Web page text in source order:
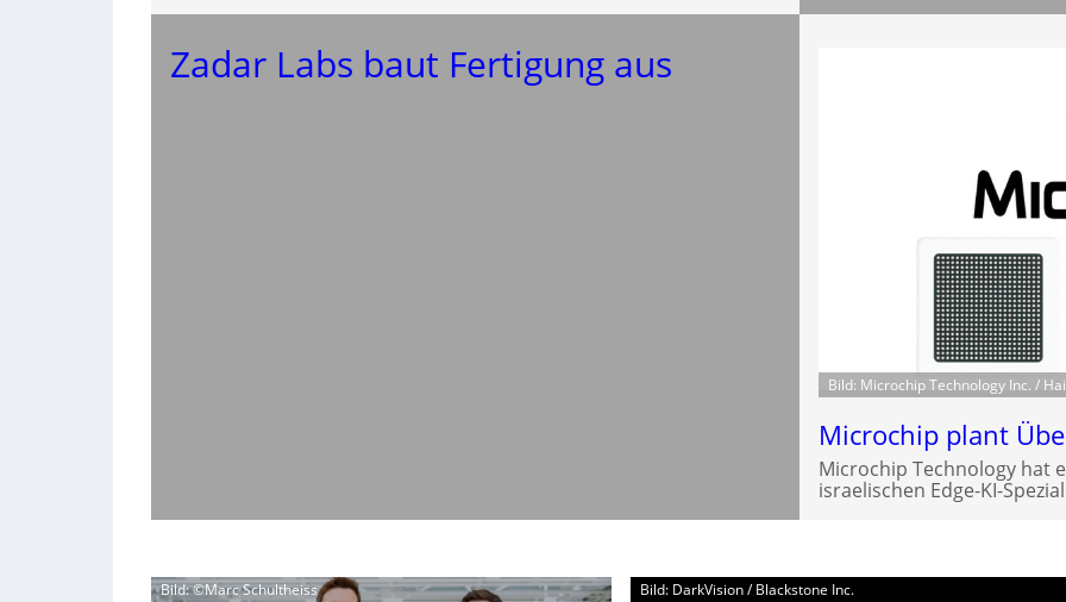
Zadar Labs baut Fertigung aus
Bild: Microchip Technology Inc. /
Microchip plant
Microchip Technology hat
israelischen Edge-KI-
Bild: ©Marc Schultheiss Bild: DarkVision / Blackstone Inc.